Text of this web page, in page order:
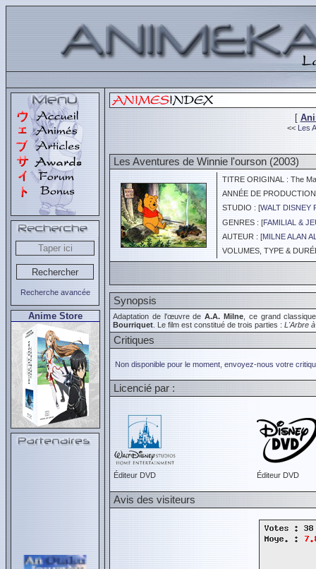
Recherche avancée
Anime Store
[
<< Les
Les Aventures de Winnie l'ourson (2003)
TITRE ORIGINAL : The
ANNÉE DE
STUDIO : [WALT DISNEY
GENRES : [FAMILIAL &
AUTEUR : [MILNE ALAN
VOLUMES, TYPE &
Synopsis
Adaptation de l'œuvre deA.A. Milne , ce grand
Bourriquet . Le film est constitué de trois parties : L'Arbre
Critiques
Non disponible pour le moment, envoyez-nous votre
Licencié par :
Éditeur DVD Éditeur DVD
Avis des visiteurs